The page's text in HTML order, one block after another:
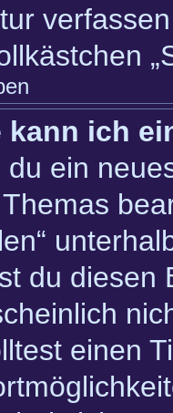
kann ich
du ein
du diesen
einen